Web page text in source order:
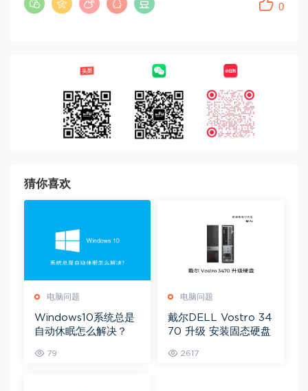
0
猜你喜欢
电脑问题
Windows10系统总是
自动休眠怎么解决？
79
电脑问题
戴尔DELL Vostro 34
70 升级 安装固态硬盘
2617